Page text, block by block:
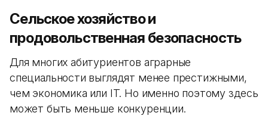
Сельское хозяйство и
продовольственная безопасность
Для многих абитуриентов аграрные
специальности выглядят менее престижными,
чем экономика или IT. Но именно поэтому здесь
может быть меньше конкуренции.